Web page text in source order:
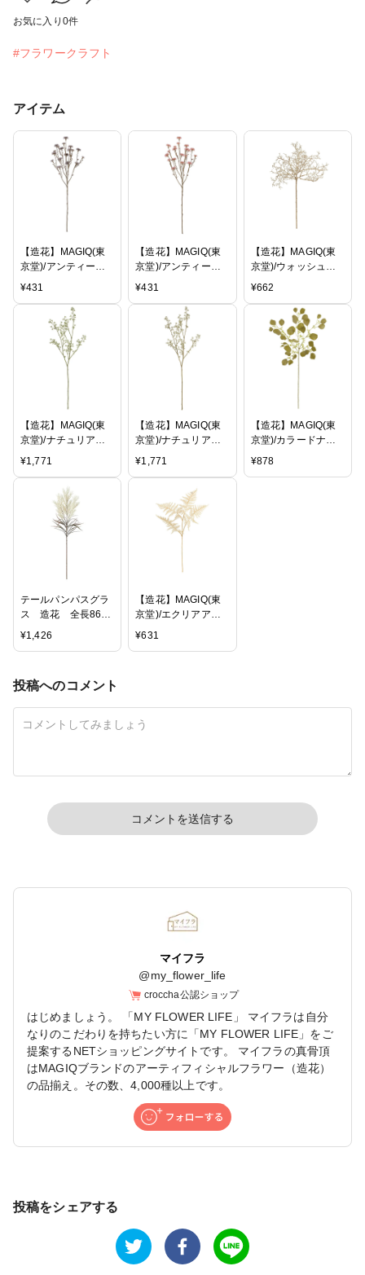
お気に入り 0件
#フラワークラフト
アイテム
【造花】MAGIQ(東
京堂)/アンティーク
シスル #15
015【01】【取寄】
¥431
【造花】MAGIQ(東
京堂)/アンティーク
シスル #2
002【01】【取寄】
¥431
【造花】MAGIQ(東
京堂)/ウォッシュコ
ーラル
01】【取寄】
¥662
【造花】MAGIQ(東
京堂)/ナチュリアベ
リーブランチ ミント
グリー
022【01】【取寄】
¥1,771
【造花】MAGIQ(東
京堂)/ナチュリアベ
リーブランチ ベージ
ュ/FM004086-
¥1,771
【造花】MAGIQ(東
京堂)/カラードナチ
ュラユーカリ ブラウ
¥878
テールパンパスグラ
ス 造花 全長86
ーム グレイモーブ
¥1,426
【造花】MAGIQ(東
京堂)/エクリアアス
¥631
投稿へのコメント
コメントを送信する
マイフラ
@my_flower_life
croccha公認ショップ
はじめましょう。 「MY FLOWER LIFE」 マイフラは自分
なりのこだわりを持ちたい方に「MY FLOWER LIFE」をご
提案するNETショッピングサイトです。 マイフラの真骨頂
はMAGIQブランドのアーティフィシャルフラワー（造花）
の品揃え。その数、4,000種以上です。
投稿をシェアする